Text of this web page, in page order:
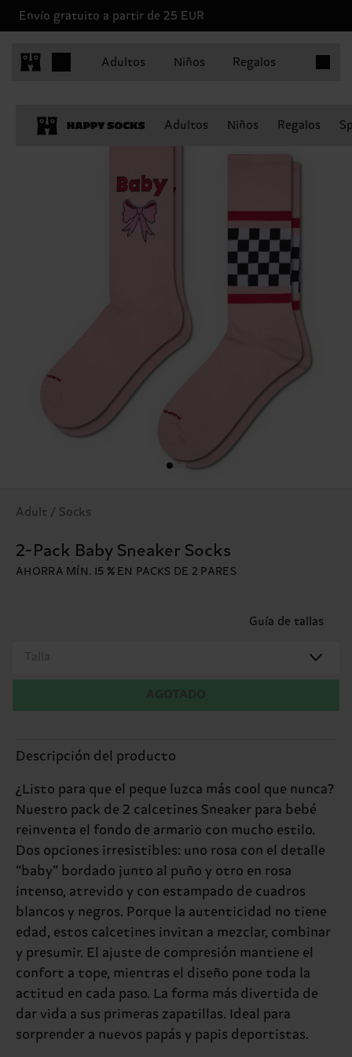
Envío gratuito a partir de 25 EUR
Adultos Niños Regalos
Adultos Niños Regalos
Adult / Socks
2-Pack Baby Sneaker Socks
AHORRA MÍN. 15 % EN PACKS DE 2 PARES
Guía de tallas
Talla
Descripción del producto
¿Listo para que el peque luzca más cool que nunca?
Nuestro pack de 2 calcetines Sneaker para bebé
reinventa el fondo de armario con mucho estilo.
Dos opciones irresistibles: uno rosa con el detalle
“baby” bordado junto al puño y otro en rosa
intenso, atrevido y con estampado de cuadros
blancos y negros. Porque la autenticidad no tiene
edad, estos calcetines invitan a mezclar, combinar
y presumir. El ajuste de compresión mantiene el
confort a tope, mientras el diseño pone toda la
actitud en cada paso. La forma más divertida de
dar vida a sus primeras zapatillas. Ideal para
sorprender a nuevos papás y papis deportistas.